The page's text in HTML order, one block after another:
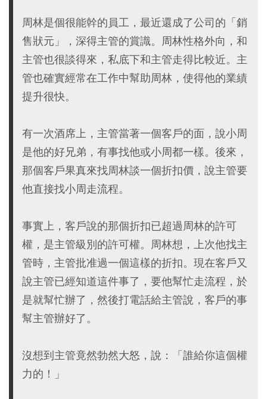
周林是個很能幹的員工，最近還成了公司的「銷
售狀元」，深得主管的賞識。周林性格外向，和
主管也很談得來，私底下和主管走得比較近。主
管也確實經常在工作中幫助周林，使得他的業績
提升很快。
有一次酒席上，主管當著一個客戶的面，說小周
是他的好兄弟，有事找他或小周都一樣。後來，
那個客戶果真來找周林談一個折扣價，說主管要
他直接找小周走流程。
事實上，客戶說的那個折扣已超過周林的許可
權，是主管級別的許可權。周林想，上次他找主
管時，主管批准過一個這樣的折扣。現在客戶又
說主管已經知道這件事了，要他幫忙走流程，於
是就幫忙辦了，然後打電話給主管說，客戶的事
幫主管辦好了。
沒想到主管竟然勃然大怒，說：「誰給你這個權
力的！」